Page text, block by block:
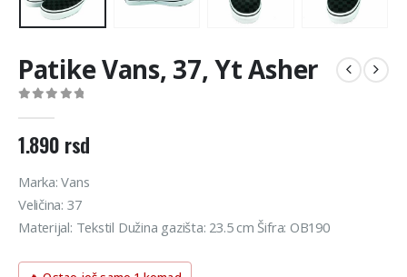
Patike Vans, 37, Yt Asher
1.890 rsd
Marka: Vans
Veličina: 37
Materijal: Tekstil Dužina gazišta: 23.5 cm Šifra: OB190